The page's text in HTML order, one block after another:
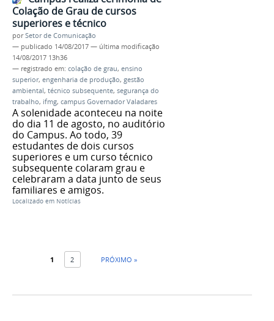
Colação de Grau de cursos
superiores e técnico
porSetor de Comunicação
— publicado 14/08/2017 — última modificação
14/08/2017 13h36
— registrado em: colação de grau, ensino
superior, engenharia de produção, gestão
ambiental, técnico subsequente, segurança do
trabalho, ifmg, campus Governador Valadares
A solenidade aconteceu na noite
do dia 11 de agosto, no auditório
do Campus. Ao todo, 39
estudantes de dois cursos
superiores e um curso técnico
subsequente colaram grau e
celebraram a data junto de seus
familiares e amigos.
Localizado em Notícias
1 2 PRÓXIMO »